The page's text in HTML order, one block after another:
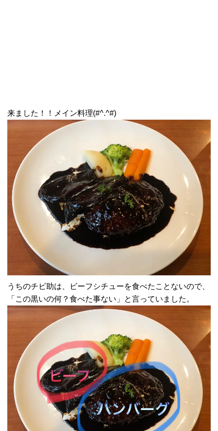
来ました！！メイン料理(#^.^#)
うちのチビ助は、ビーフシチューを食べたことないので、
「この黒いの何？食べた事ない」と言っていました。